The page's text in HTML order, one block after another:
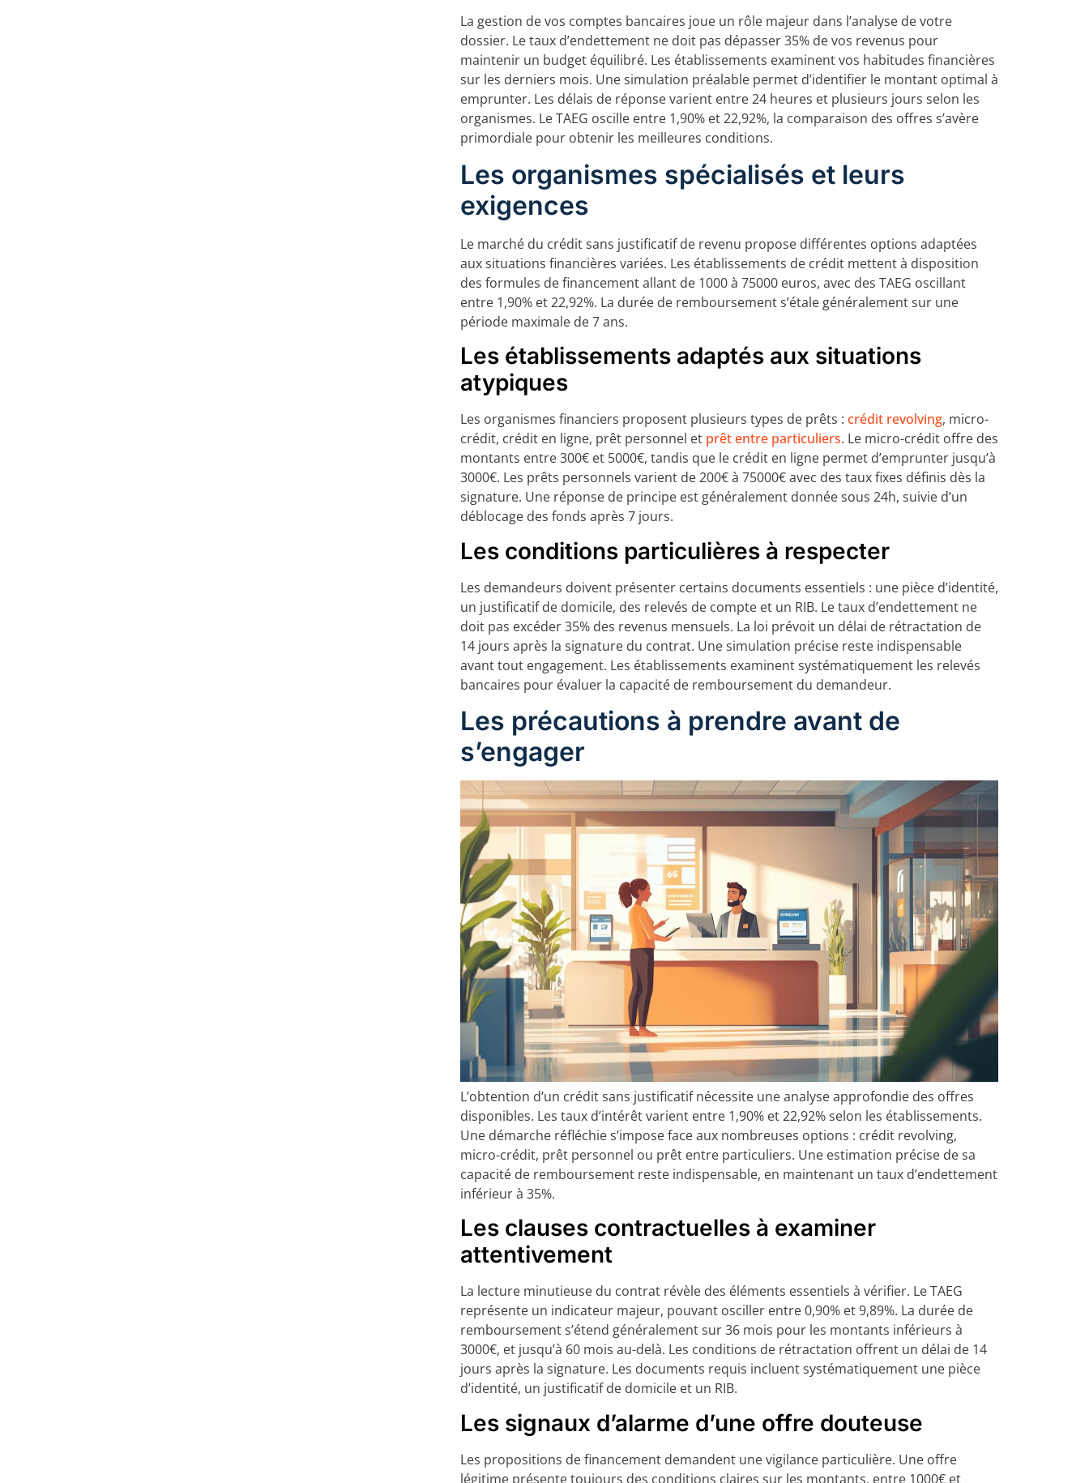
La gestion de vos comptes bancaires joue un rôle majeur dans l’analyse de votre
dossier. Le taux d’endettement ne doit pas dépasser 35% de vos revenus pour
maintenir un budget équilibré. Les établissements examinent vos habitudes financières
sur les derniers mois. Une simulation préalable permet d’identifier le montant optimal à
emprunter. Les délais de réponse varient entre 24 heures et plusieurs jours selon les
organismes. Le TAEG oscille entre 1,90% et 22,92%, la comparaison des offres s’avère
primordiale pour obtenir les meilleures conditions.
Les organismes spécialisés et leurs
exigences
Le marché du crédit sans justificatif de revenu propose différentes options adaptées
aux situations financières variées. Les établissements de crédit mettent à disposition
des formules de financement allant de 1000 à 75000 euros, avec des TAEG oscillant
entre 1,90% et 22,92%. La durée de remboursement s’étale généralement sur une
période maximale de 7 ans.
Les établissements adaptés aux situations
atypiques
Les organismes financiers proposent plusieurs types de prêts : crédit revolving, micro-
crédit, crédit en ligne, prêt personnel et prêt entre particuliers. Le micro-crédit offre des
montants entre 300€ et 5000€, tandis que le crédit en ligne permet d’emprunter jusqu’à
3000€. Les prêts personnels varient de 200€ à 75000€ avec des taux fixes définis dès la
signature. Une réponse de principe est généralement donnée sous 24h, suivie d’un
déblocage des fonds après 7 jours.
Les conditions particulières à respecter
Les demandeurs doivent présenter certains documents essentiels : une pièce d’identité,
un justificatif de domicile, des relevés de compte et un RIB. Le taux d’endettement ne
doit pas excéder 35% des revenus mensuels. La loi prévoit un délai de rétractation de
14 jours après la signature du contrat. Une simulation précise reste indispensable
avant tout engagement. Les établissements examinent systématiquement les relevés
bancaires pour évaluer la capacité de remboursement du demandeur.
Les précautions à prendre avant de
s’engager
L’obtention d’un crédit sans justificatif nécessite une analyse approfondie des offres
disponibles. Les taux d’intérêt varient entre 1,90% et 22,92% selon les établissements.
Une démarche réfléchie s’impose face aux nombreuses options : crédit revolving,
micro-crédit, prêt personnel ou prêt entre particuliers. Une estimation précise de sa
capacité de remboursement reste indispensable, en maintenant un taux d’endettement
inférieur à 35%.
Les clauses contractuelles à examiner
attentivement
La lecture minutieuse du contrat révèle des éléments essentiels à vérifier. Le TAEG
représente un indicateur majeur, pouvant osciller entre 0,90% et 9,89%. La durée de
remboursement s’étend généralement sur 36 mois pour les montants inférieurs à
3000€, et jusqu’à 60 mois au-delà. Les conditions de rétractation offrent un délai de 14
jours après la signature. Les documents requis incluent systématiquement une pièce
d’identité, un justificatif de domicile et un RIB.
Les signaux d’alarme d’une offre douteuse
Les propositions de financement demandent une vigilance particulière. Une offre
légitime présente toujours des conditions claires sur les montants, entre 1000€ et